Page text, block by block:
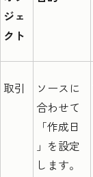
ジェ
クト
取引
ソースに
合わせて
「作成日
」を設定
します。